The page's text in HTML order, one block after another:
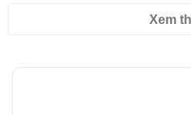
Xem